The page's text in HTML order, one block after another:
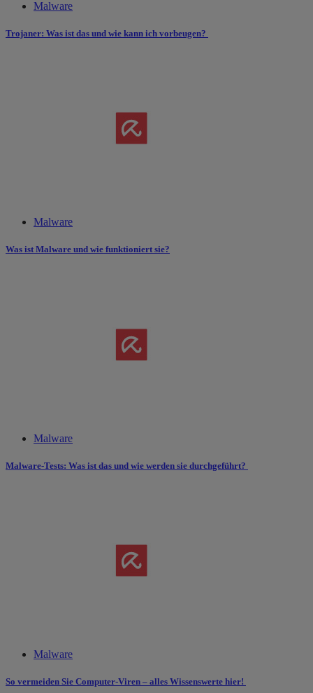
Malware
Trojaner: Was ist das und wie kann ich vorbeugen?
Malware
Was ist Malware und wie funktioniert sie?
Malware
Malware-Tests: Was ist das und wie werden sie durchgeführt?
Malware
So ​vermeiden​​ Sie Computer-Viren – alles Wissenswerte hier!